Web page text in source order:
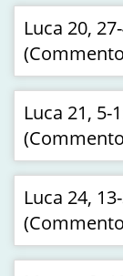
Luca 20,
Luca 21, 5-
Luca 24,